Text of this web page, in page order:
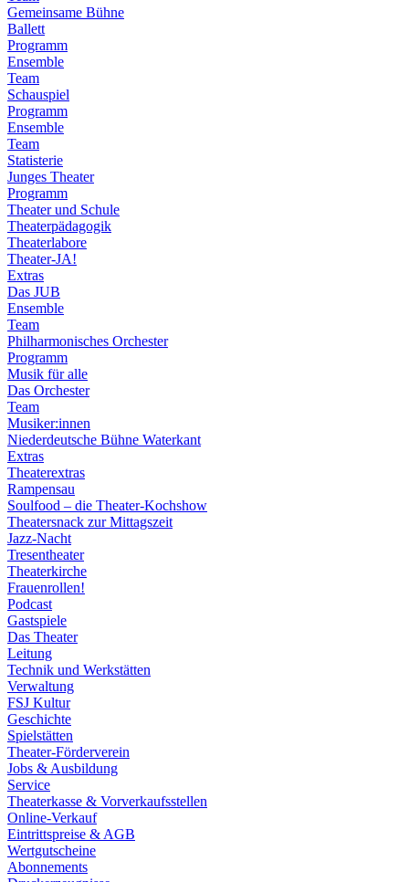
Gemeinsame Bühne
Ballett
Programm
Ensemble
Team
Schauspiel
Programm
Ensemble
Team
Statisterie
Junges Theater
Programm
Theater und Schule
Theaterpädagogik
Theaterlabore
Theater-JA!
Extras
Das JUB
Ensemble
Team
Philharmonisches Orchester
Programm
Musik für alle
Das Orchester
Team
Musiker:innen
Niederdeutsche Bühne Waterkant
Extras
Theaterextras
Rampensau
Soulfood – die Theater-Kochshow
Theatersnack zur Mittagszeit
Jazz-Nacht
Tresentheater
Theaterkirche
Frauenrollen!
Podcast
Gastspiele
Das Theater
Leitung
Technik und Werkstätten
Verwaltung
FSJ Kultur
Geschichte
Spielstätten
Theater-Förderverein
Jobs & Ausbildung
Service
Theaterkasse & Vorverkaufsstellen
Online-Verkauf
Eintrittspreise & AGB
Wertgutscheine
Abonnements